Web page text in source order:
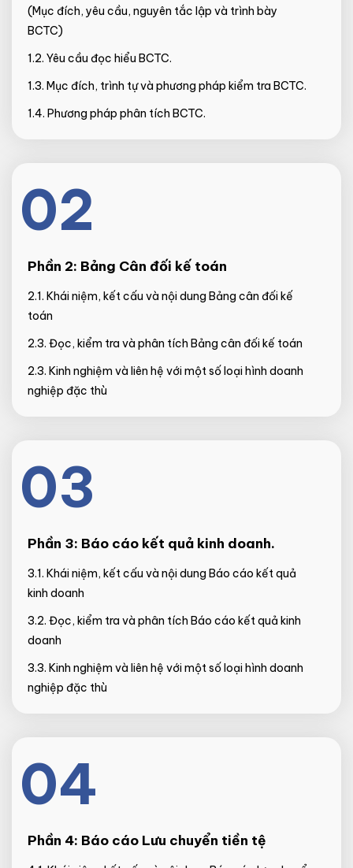
(Mục đích, yêu cầu, nguyên tắc lập và trình bày
BCTC)
1.2. Yêu cầu đọc hiểu BCTC.
1.3. Mục đích, trình tự và phương pháp kiểm tra BCTC.
1.4. Phương pháp phân tích BCTC.
02
Phần 2: Bảng Cân đối kế toán
2.1. Khái niệm, kết cấu và nội dung Bảng cân đối kế
toán
2.3. Đọc, kiểm tra và phân tích Bảng cân đối kế toán
2.3. Kinh nghiệm và liên hệ với một số loại hình doanh
nghiệp đặc thù
03
Phần 3: Báo cáo kết quả kinh doanh.
3.1. Khái niệm, kết cấu và nội dung Báo cáo kết quả
kinh doanh
3.2. Đọc, kiểm tra và phân tích Báo cáo kết quả kinh
doanh
3.3. Kinh nghiệm và liên hệ với một số loại hình doanh
nghiệp đặc thù
04
Phần 4: Báo cáo Lưu chuyển tiền tệ